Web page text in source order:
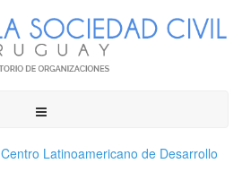
Toggle
Centro Latinoamericano de Desarrollo